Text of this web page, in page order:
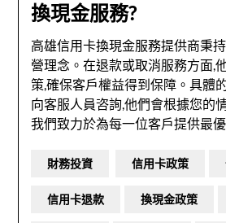
換現金服務?
高雄信用卡換現金服務提供商秉
營理念。在退款或取消服務方面,
策,確保客戶權益得到保障。具體
向客服人員咨詢,他們會根據您的
我們致力於為每一位客戶提供最
財務投資 信用卡政策
信用卡退款 換現金政策